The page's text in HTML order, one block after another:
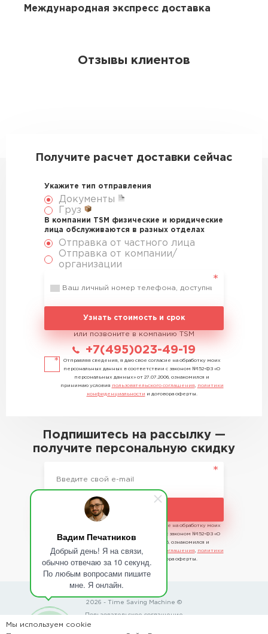
Вадим Печатников
Добрый день! Я на связи,
обычно отвечаю за 10 секунд.
По любым вопросами пишите
мне. Я онлайн.
Международная экспресс доставка
Отзывы клиентов
Получите расчет доставки сейчас
Укажите тип отправления
Документы
Груз
В компании TSM физические и юридические
лица обслуживаются в разных отделах
Отправка от частного лица
Отправка от компании/
организации
Узнать стоимость и срок
или позвоните в компанию TSM
+7(495)023-49-19
Отправляя сведения, я даю свое согласие на обработку моих
персональных данных в соответствии с законом №152-ФЗ «О
персональных данных» от 27.07.2006, ознакомился и
принимаю условия пользовательского соглашения
политики
конфиденциальности и договора оферты.
Подпишитесь на рассылку —
получите персональную скидку
Подписаться
Отправляя сведения, я даю свое согласие на обработку моих
персональных данных в соответствии с законом №152-ФЗ «О
персональных данных» от 27.07.2006, ознакомился и
принимаю условия пользовательского соглашения
политики
и договора оферты.
2026 - Time Saving Machine ©
Пользовательское соглашение
Политика конфиденциальности
Мы используем cookie